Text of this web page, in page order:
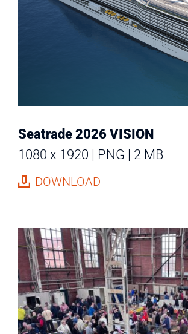
Seatrade 2026 VISION
1080 x 1920
PNG 2 MB
DOWNLOAD